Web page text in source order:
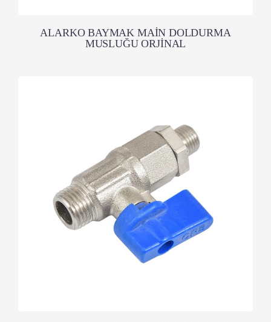
ALARKO BAYMAK MAİN DOLDURMA
MUSLUĞU ORJİNAL